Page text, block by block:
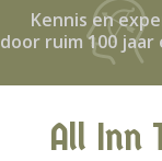
Kennis en
door ruim 100
All Inn